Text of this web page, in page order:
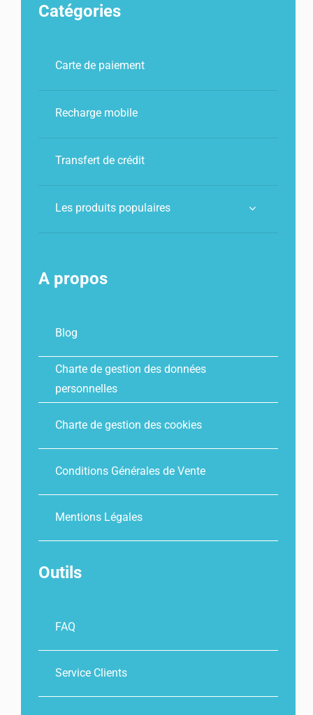
Catégories
Carte de paiement
Recharge mobile
Transfert de crédit
Les produits populaires
A propos
Blog
Charte de gestion des données
personnelles
Charte de gestion des cookies
Conditions Générales de Vente
Mentions Légales
Outils
FAQ
Service Clients